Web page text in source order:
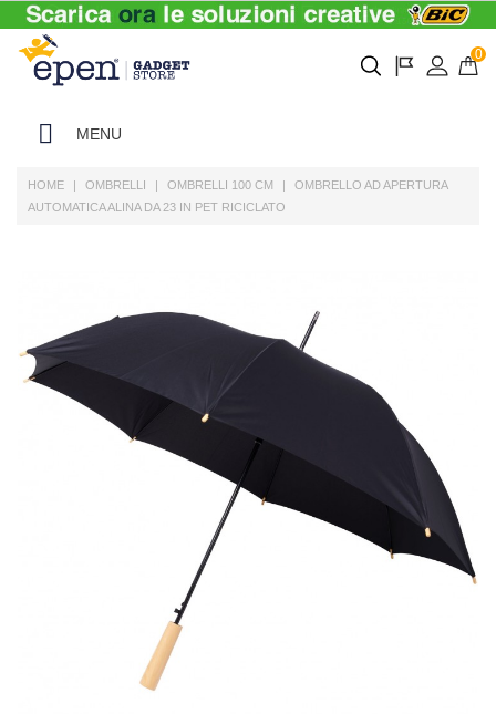
0
MENU
HOME OMBRELLI OMBRELLI 100 CM
OMBRELLO AD APERTURA
AUTOMATICA ALINA DA 23 IN PET RICICLATO